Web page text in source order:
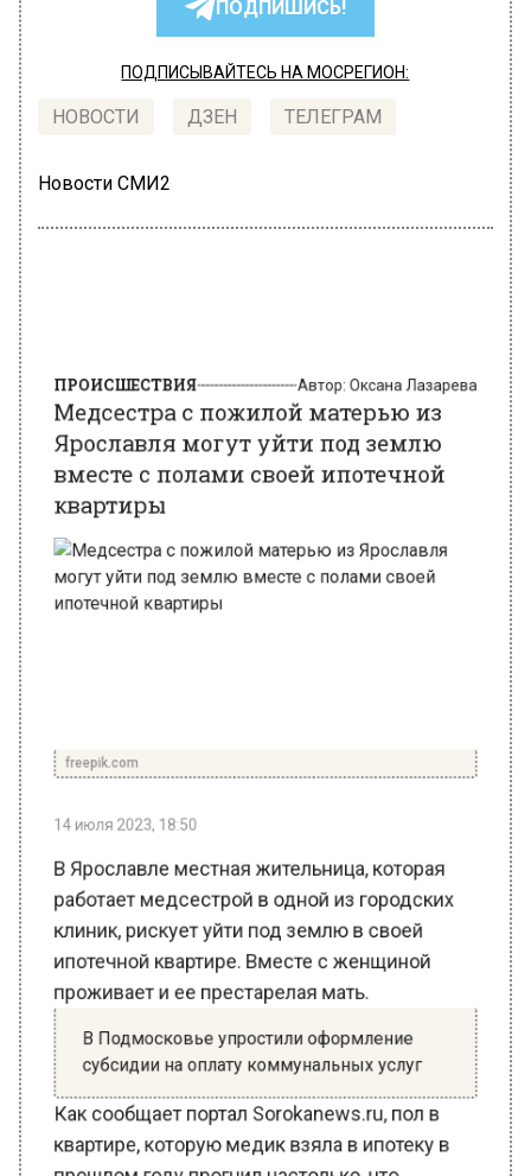
ПОДПИШИСЬ!
ПОДПИСЫВАЙТЕСЬ НА МОСРЕГИОН:
НОВОСТИ ДЗЕН ТЕЛЕГРАМ
Новости СМИ2
Ярославля могут уйти под землю
вместе с полами своей ипотечной
квартиры
14 июля 2023, 18:50
В Ярославле местная жительница, которая
работает медсестрой в одной из городских
клиник, рискует уйти под землю в своей
ипотечной квартире. Вместе с женщиной
проживает и ее престарелая мать.
В Подмосковье упростили оформление
субсидии на оплату коммунальных услуг
Как сообщает портал Sorokanews.ru, пол в
квартире, которую медик взяла в ипотеку в
прошлом году прогнил настолько, что